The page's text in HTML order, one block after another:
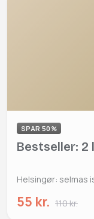
SPAR 50%
Bestseller: 2
Helsingør: selmas
55 kr. 110 kr.